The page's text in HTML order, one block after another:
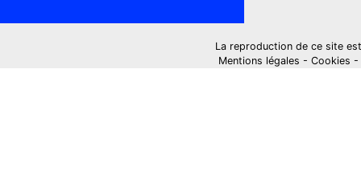
La reproduction de ce site
Mentions légales - Cookies -